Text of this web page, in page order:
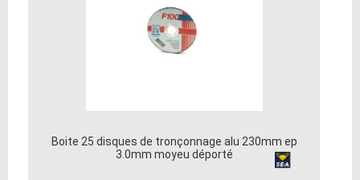
Boite 25 disques de tronçonnage alu 230mm ep
3.0mm moyeu déporté